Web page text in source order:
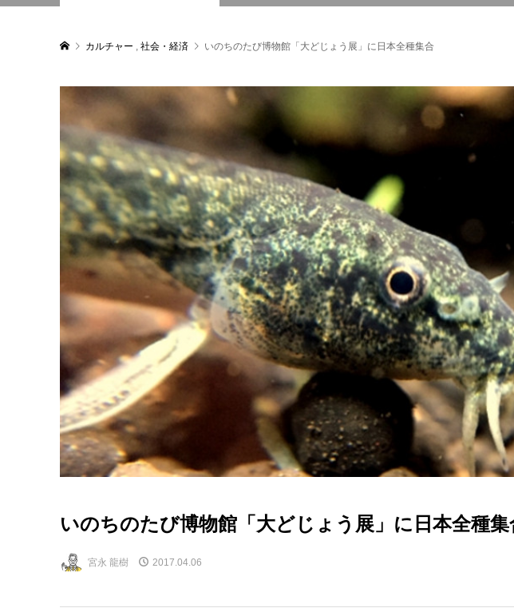
カルチャー , 社会・経済 いのちのたび博物館「大どじょう展」に日本全種集合
いのちのたび博物館「大どじょう展」に日本全種集
宮永 龍樹 2017.04.06